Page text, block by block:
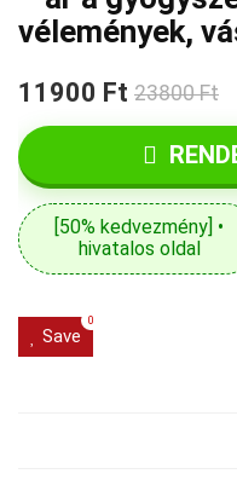
vélemények,
11900 Ft 23800 Ft
[50% kedvezmény] •
hivatalos oldal
Save
0